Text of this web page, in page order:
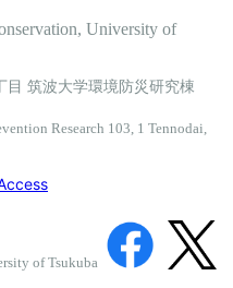
University of
目 筑波大学環境防災研究棟
Research 103, 1 Tennodai,
of Tsukuba